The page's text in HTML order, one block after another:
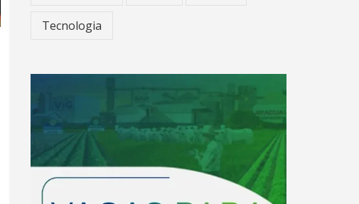
Tecnologia